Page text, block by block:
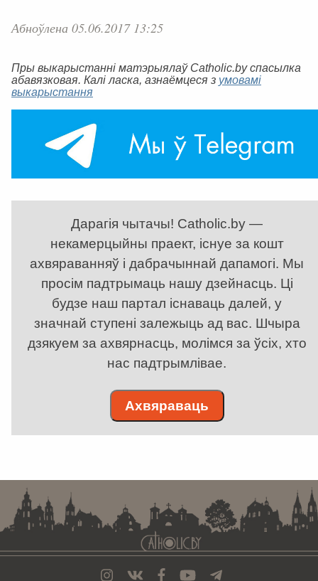
Абноўлена 05.06.2017 13:25
Пры выкарыстанні матэрыялаў Catholic.by спасылка
абавязковая. Калі ласка, азнаёмцеся з умовамі
выкарыстання
Дарагія чытачы! Catholic.by —
некамерцыйны праект, існуе за кошт
ахвяраванняў і дабрачыннай дапамогі. Мы
просім падтрымаць нашу дзейнасць. Ці
будзе наш партал існаваць далей, у
значнай ступені залежыць ад вас. Шчыра
дзякуем за ахвярнасць, молімся за ўсіх, хто
нас падтрымлівае.
Ахвяраваць